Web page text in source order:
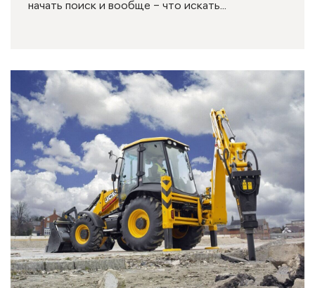
начать поиск и вообще – что искать...